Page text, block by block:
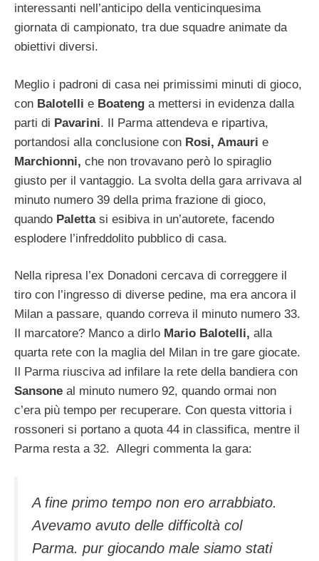
interessanti nell’anticipo della venticinquesima
giornata di campionato, tra due squadre animate da
obiettivi diversi.
Meglio i padroni di casa nei primissimi minuti di gioco,
con Balotelli e Boateng a mettersi in evidenza dalla
parti di Pavarini. Il Parma attendeva e ripartiva,
portandosi alla conclusione con Rosi, Amauri e
Marchionni, che non trovavano però lo spiraglio
giusto per il vantaggio. La svolta della gara arrivava al
minuto numero 39 della prima frazione di gioco,
quando Palettasi esibiva in un’autorete, facendo
esplodere l’infreddolito pubblico di casa.
Nella ripresa l’ex Donadoni cercava di correggere il
tiro con l’ingresso di diverse pedine, ma era ancora il
Milan a passare, quando correva il minuto numero 33.
Il marcatore? Manco a dirlo Mario Balotelli, alla
quarta rete con la maglia del Milan in tre gare giocate.
Il Parma riusciva ad infilare la rete della bandiera con
Sansone al minuto numero 92, quando ormai non
c’era più tempo per recuperare. Con questa vittoria i
rossoneri si portano a quota 44 in classifica, mentre il
Parma resta a 32. Allegri commenta la gara:
A fine primo tempo non ero arrabbiato.
Avevamo avuto delle difficoltà col
Parma. pur giocando male siamo stati